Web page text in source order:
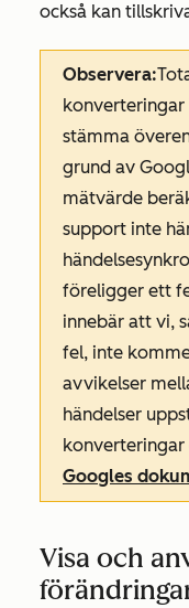
också kan
Observera:
konverteringar
stämma
grund av
mätvärde
support inte
föreligger ett
innebär att vi,
fel, inte
avvikelser
händelser
konverteringar
Googles
Visa och